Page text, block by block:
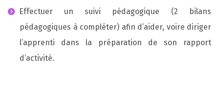
Effectuer un suivi pédagogique (2 bilans
pédagogiques à compléter) afin d’aider, voire diriger
l’apprenti dans la préparation de son rapport
d’activité.